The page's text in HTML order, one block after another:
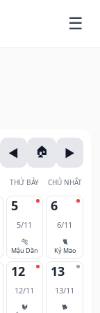
THỨ BẢY CHỦ NHẬT
5
5/11
🐅
Mậu Dần
6
6/11
🐈
Kỷ Mão
12
12/11
🐓
13
13/11
🐕